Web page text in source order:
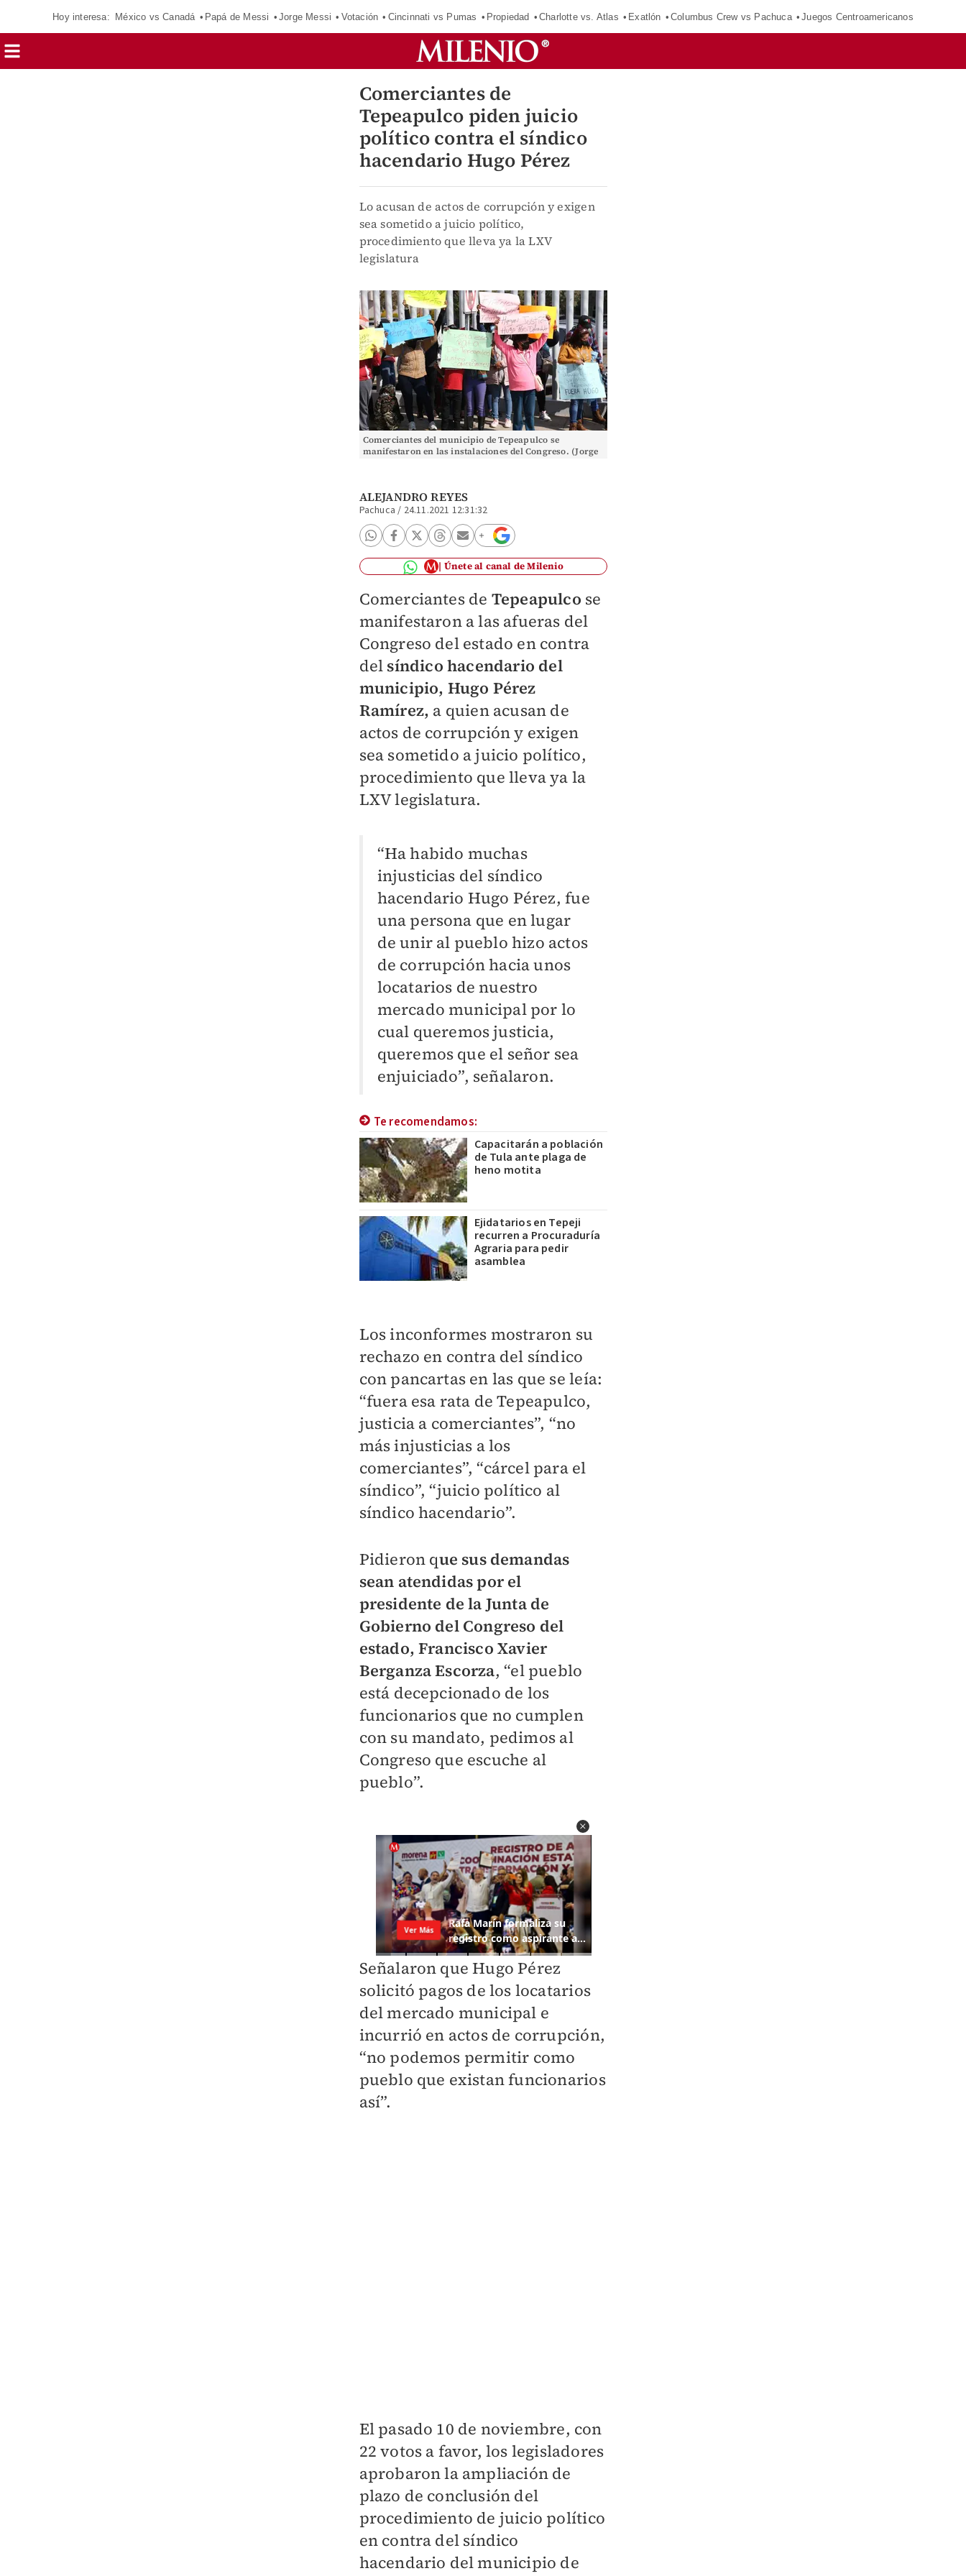
Hoy interesa: México vs Canadá Papá de Messi Jorge Messi Votación Cincinnati vs Pumas Propiedad Charlotte vs. Atlas Exatlón Columbus Crew vs Pachuca Juegos Centroamericanos
Comerciantes de
Tepeapulco piden juicio
político contra el síndico
hacendario Hugo Pérez
Lo acusan de actos de corrupción y exigen
sea sometido a juicio político,
procedimiento que lleva ya la LXV
legislatura
Comerciantes del municipio de Tepeapulco se
manifestaron en las instalaciones del Congreso. (Jorge
ALEJANDRO REYES
Pachuca / 24.11.2021 12:31:32
Únete al canal de Milenio
Comerciantes de Tepeapulco se
manifestaron a las afueras del
Congreso del estado en contra
del síndico hacendario del
municipio, Hugo Pérez
Ramírez, a quien acusan de
actos de corrupción y exigen
sea sometido a juicio político,
procedimiento que lleva ya la
LXV legislatura.
“Ha habido muchas
injusticias del síndico
hacendario Hugo Pérez, fue
una persona que en lugar
de unir al pueblo hizo actos
de corrupción hacia unos
locatarios de nuestro
mercado municipal por lo
cual queremos justicia,
queremos que el señor sea
enjuiciado”, señalaron.
Te recomendamos:
Capacitarán a población
de Tula ante plaga de
heno motita
Ejidatarios en Tepeji
recurren a Procuraduría
Agraria para pedir
asamblea
Los inconformes mostraron su
rechazo en contra del síndico
con pancartas en las que se leía:
“fuera esa rata de Tepeapulco,
justicia a comerciantes”, “no
más injusticias a los
comerciantes”, “cárcel para el
síndico”, “juicio político al
síndico hacendario”.
Pidieron que sus demandas
sean atendidas por el
presidente de la Junta de
Gobierno del Congreso del
estado, Francisco Xavier
Berganza Escorza, “el pueblo
está decepcionado de los
funcionarios que no cumplen
con su mandato, pedimos al
Congreso que escuche al
pueblo”.
Señalaron que Hugo Pérez
solicitó pagos de los locatarios
del mercado municipal e
incurrió en actos de corrupción,
“no podemos permitir como
pueblo que existan funcionarios
así”.
El pasado 10 de noviembre, con
22 votos a favor, los legisladores
aprobaron la ampliación de
plazo de conclusión del
procedimiento de juicio político
en contra del síndico
hacendario del municipio de